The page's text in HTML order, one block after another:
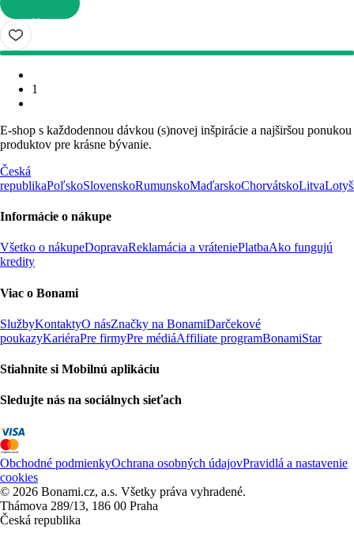
DO KOŠÍKA
1
E-shop s každodennou dávkou (s)novej inšpirácie a najširšou ponukou
produktov pre krásne bývanie.
Česká
republikaPoľskoSlovenskoRumunskoMaďarskoChorvátskoLitva
Informácie o nákupe
Všetko o nákupeDopravaReklamácia a vráteniePlatbaAko fungujú
kredity
Viac o Bonami
SlužbyKontaktyO násZnačky na BonamiDarčekové
poukazyKariéraPre firmyPre médiáAffiliate programBonamiStar
Stiahnite si Mobilnú aplikáciu
Sledujte nás na sociálnych sieťach
Obchodné podmienkyOchrana osobných údajovPravidlá a nastavenie
cookies
© 2026 Bonami.cz, a.s. Všetky práva vyhradené.
Thámova 289/13, 186 00 Praha
Česká republika